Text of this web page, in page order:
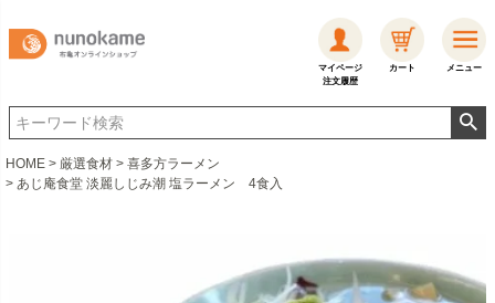
マイページ
注文履歴
カート メニュー
HOME 厳選食材
喜多方ラーメン
あじ庵食堂 淡麗しじみ潮 塩ラーメン 4食入